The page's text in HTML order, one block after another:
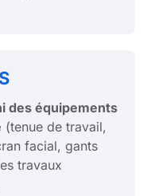
des équipements
(tenue de travail,
facial, gants
travaux